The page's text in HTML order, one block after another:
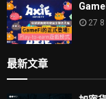
27 8
最新文章